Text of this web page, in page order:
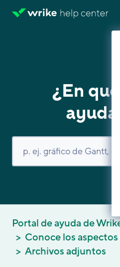
¿En
Portal de ayuda de
Conoce los aspectos
Archivos adjuntos